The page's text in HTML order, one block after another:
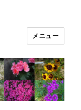
メニュー